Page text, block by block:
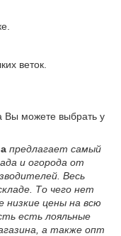
веток.
Вы можете выбрать у
предлагает самый
и огорода от
Весь
То чего нет
цены на всю
есть лояльные
а также опт